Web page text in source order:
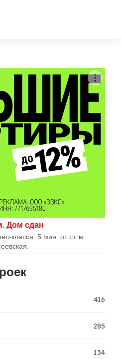
Дом сдан
класса. 5 мин. от ст. м.
416
285
134